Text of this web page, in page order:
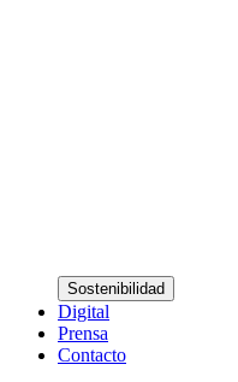
Sostenibilidad
Digital
Prensa
Contacto